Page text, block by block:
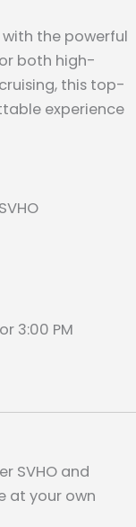
the powerful
both high-
this top-
experience
3:00 PM
SVHO and
at your own